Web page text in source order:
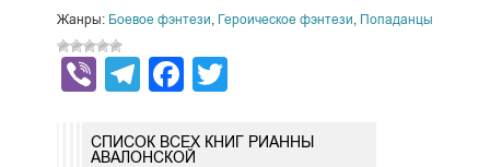
Жанры: Боевое фэнтези, Героическое фэнтези, Попаданцы
ViberTelegram
Facebook
СПИСОК ВСЕХ КНИГ РИАННЫ
АВАЛОНСКОЙ